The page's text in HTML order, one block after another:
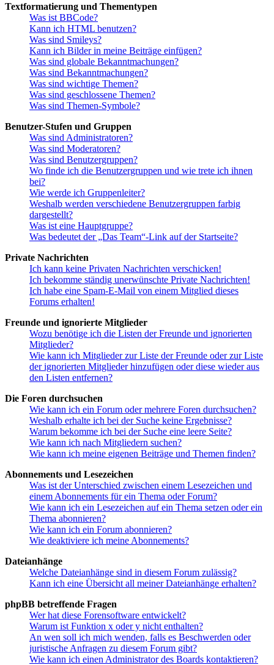
Textformatierung und Thementypen
Was ist BBCode?
Kann ich HTML benutzen?
Was sind Smileys?
Kann ich Bilder in meine Beiträge einfügen?
Was sind globale Bekanntmachungen?
Was sind Bekanntmachungen?
Was sind wichtige Themen?
Was sind geschlossene Themen?
Was sind Themen-Symbole?
Benutzer-Stufen und Gruppen
Was sind Administratoren?
Was sind Moderatoren?
Was sind Benutzergruppen?
Wo finde ich die Benutzergruppen und wie trete ich ihnen
bei?
Wie werde ich Gruppenleiter?
Weshalb werden verschiedene Benutzergruppen farbig
dargestellt?
Was ist eine Hauptgruppe?
Was bedeutet der „Das Team“-Link auf der Startseite?
Private Nachrichten
Ich kann keine Privaten Nachrichten verschicken!
Ich bekomme ständig unerwünschte Private Nachrichten!
Ich habe eine Spam-E-Mail von einem Mitglied dieses
Forums erhalten!
Freunde und ignorierte Mitglieder
Wozu benötige ich die Listen der Freunde und ignorierten
Mitglieder?
Wie kann ich Mitglieder zur Liste der Freunde oder zur Liste
der ignorierten Mitglieder hinzufügen oder diese wieder aus
den Listen entfernen?
Die Foren durchsuchen
Wie kann ich ein Forum oder mehrere Foren durchsuchen?
Weshalb erhalte ich bei der Suche keine Ergebnisse?
Warum bekomme ich bei der Suche eine leere Seite?
Wie kann ich nach Mitgliedern suchen?
Wie kann ich meine eigenen Beiträge und Themen finden?
Abonnements und Lesezeichen
Was ist der Unterschied zwischen einem Lesezeichen und
einem Abonnements für ein Thema oder Forum?
Wie kann ich ein Lesezeichen auf ein Thema setzen oder ein
Thema abonnieren?
Wie kann ich ein Forum abonnieren?
Wie deaktiviere ich meine Abonnements?
Dateianhänge
Welche Dateianhänge sind in diesem Forum zulässig?
Kann ich eine Übersicht all meiner Dateianhänge erhalten?
phpBB betreffende Fragen
Wer hat diese Forensoftware entwickelt?
Warum ist Funktion x oder y nicht enthalten?
An wen soll ich mich wenden, falls es Beschwerden oder
juristische Anfragen zu diesem Forum gibt?
Wie kann ich einen Administrator des Boards kontaktieren?